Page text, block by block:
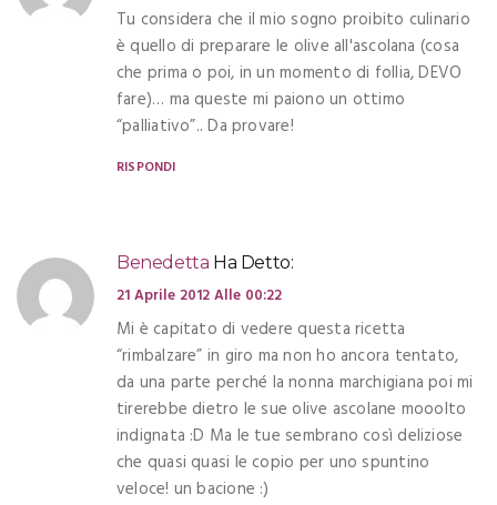
Tu considera che il mio sogno proibito culinario
è quello di preparare le olive all'ascolana (cosa
che prima o poi, in un momento di follia, DEVO
fare)… ma queste mi paiono un ottimo
“palliativo”.. Da provare!
RISPONDI
Benedetta Ha Detto:
21 Aprile 2012 Alle 00:22
Mi è capitato di vedere questa ricetta
“rimbalzare” in giro ma non ho ancora tentato,
da una parte perché la nonna marchigiana poi mi
tirerebbe dietro le sue olive ascolane mooolto
indignata :D Ma le tue sembrano così deliziose
che quasi quasi le copio per uno spuntino
veloce! un bacione :)